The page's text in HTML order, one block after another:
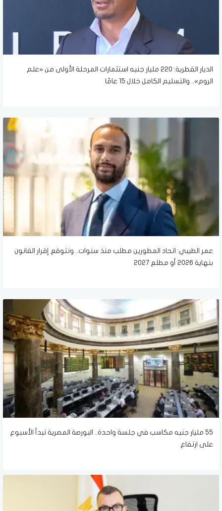
الديار القطرية: 220 مليار جنيه استثمارات المرحلة الأولى من «علم
الروم».. والتسليم الكامل خلال 15 عامًا
عمر الطيبي: اتحاد المطورين مطلب منذ سنوات.. ونتوقع إقرار القانون
بنهاية 2026 أو مطلع 2027
55 مليار جنيه مكاسب في جلسة واحدة.. البورصة المصرية تبدأ الأسبوع
على ارتفاع